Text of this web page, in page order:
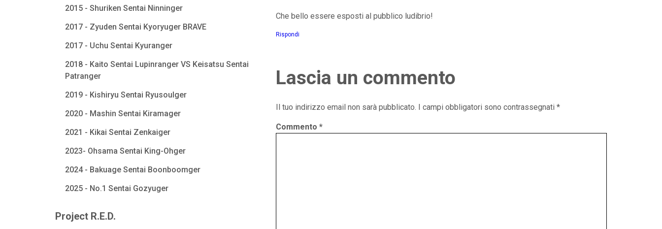
2015 - Shuriken Sentai Ninninger
2017 - Zyuden Sentai Kyoryuger BRAVE
2017 - Uchu Sentai Kyuranger
2018 - Kaito Sentai Lupinranger VS Keisatsu Sentai
Patranger
2019 - Kishiryu Sentai Ryusoulger
2020 - Mashin Sentai Kiramager
2021 - Kikai Sentai Zenkaiger
2023- Ohsama Sentai King-Ohger
2024 - Bakuage Sentai Boonboomger
2025 - No.1 Sentai Gozyuger
Project R.E.D.
Che bello essere esposti al pubblico ludibrio!
Rispondi
Lascia un commento
Il tuo indirizzo email non sarà pubblicato. I campi obbligatori sono contrassegnati *
Commento *